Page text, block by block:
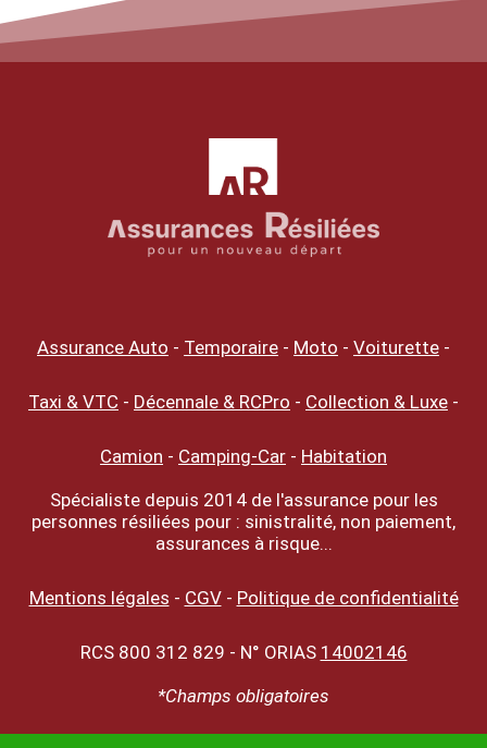
Assurance Auto - Temporaire - Moto - Voiturette -
Taxi & VTC - Décennale & RCPro - Collection & Luxe -
Camion - Camping-Car - Habitation
Spécialiste depuis 2014 de l'assurance pour les
personnes résiliées pour : sinistralité, non paiement,
assurances à risque...
Mentions légales - CGV- Politique de confidentialité
RCS 800 312 829 - N° ORIAS 14002146
*Champs obligatoires